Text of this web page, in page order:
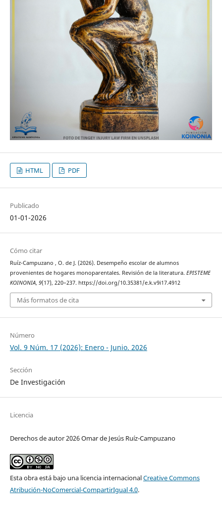
HTML PDF
Publicado
01-01-2026
Cómo citar
Ruíz-Campuzano , O. de J. (2026). Desempeño escolar de alumnos
provenientes de hogares monoparentales. Revisión de la literatura. EPISTEME
KOINONIA, 9(17), 220–237. https://doi.org/10.35381/e.k.v9i17.4912
Más formatos de cita
Número
Vol. 9 Núm. 17 (2026): Enero - Junio. 2026
Sección
De Investigación
Licencia
Derechos de autor 2026 Omar de Jesús Ruíz-Campuzano
Esta obra está bajo una licencia internacionalCreative Commons
Atribución-NoComercial-CompartirIgual 4.0.